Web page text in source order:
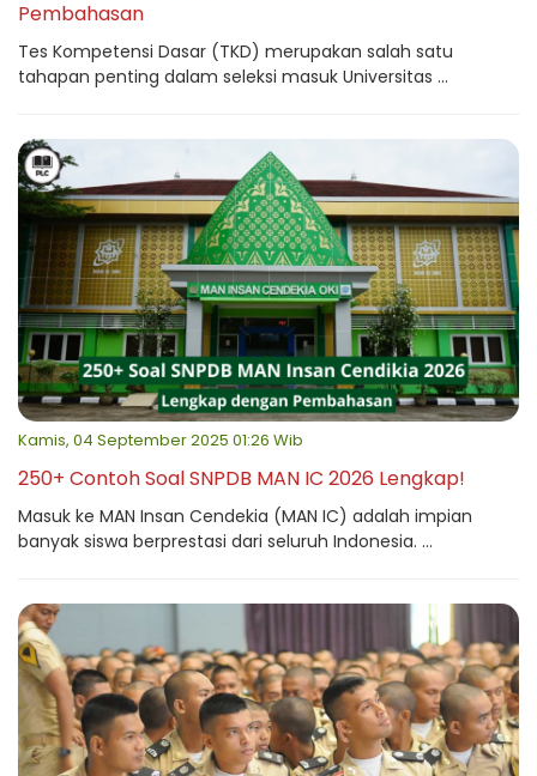
Pembahasan
Tes Kompetensi Dasar (TKD) merupakan salah satu
tahapan penting dalam seleksi masuk Universitas ...
Kamis, 04 September 2025 01:26 Wib
250+ Contoh Soal SNPDB MAN IC 2026 Lengkap!
Masuk ke MAN Insan Cendekia (MAN IC) adalah impian
banyak siswa berprestasi dari seluruh Indonesia. ...